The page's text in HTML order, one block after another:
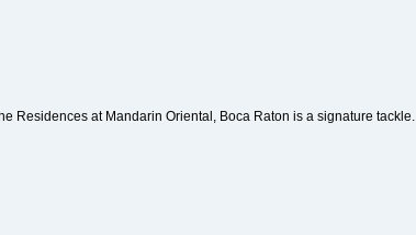
Residences at Mandarin Oriental, Boca Raton is a signature tackle.